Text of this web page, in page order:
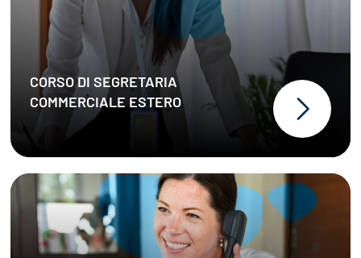
CORSO DI SEGRETARIA
COMMERCIALE ESTERO